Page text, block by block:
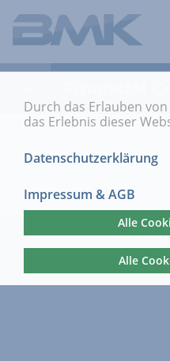
Durch das Erlauben
das Erlebnis dieser
Alle
Datenschutzerklärung
Impressum & AGB
Alle